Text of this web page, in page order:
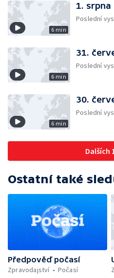
6 min
1. srpna
Poslední
6 min
31.
Poslední
6 min
30.
Poslední
Dalších
Ostatní také
Předpověď počasí
Zpravodajství
Počasí